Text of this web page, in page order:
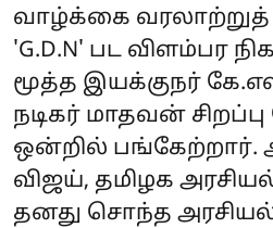
வாழ்க்கை
'G.D.N' பட விளம்பர
மூத்த இயக்குநர்
நடிகர் மாதவன்
ஒன்றில் பங்கேற்றார்.
விஜய், தமிழக
தனது சொந்த